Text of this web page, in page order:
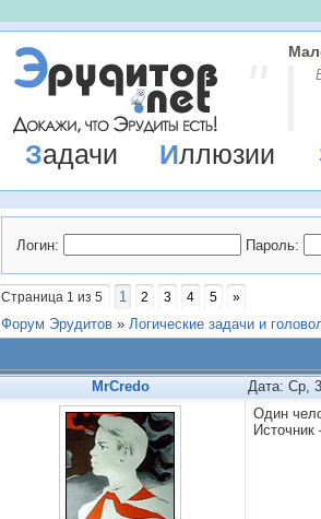
Задачи Иллюзии
Логин: Пароль:
Страница 1 из 5 1 2 3 4 5 »
Форум Эрудитов » Логические задачи и
MrCredo Дата: Ср,
Один